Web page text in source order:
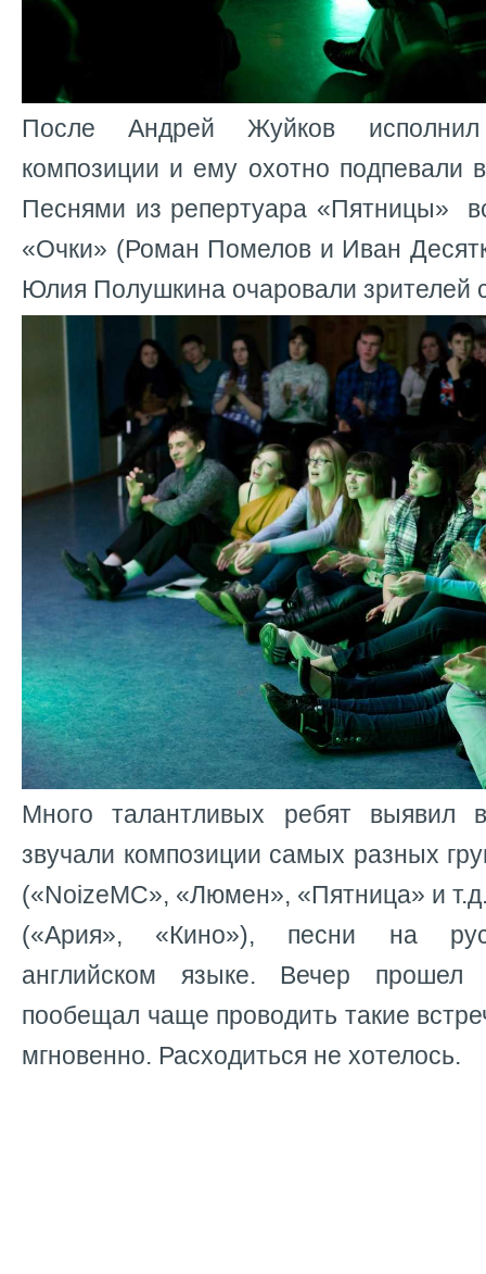
После Андрей Жуйков
композиции и ему охотно подпевали
Песнями из репертуара «Пятницы»
«Очки» (Роман Помелов и Иван
Юлия Полушкина очаровали зрителей
Много талантливых ребят выявил
звучали композиции самых разных
(«NoizeMC», «Люмен», «Пятница» и
(«Ария», «Кино»), песни на
английском языке. Вечер прошел
пообещал чаще проводить такие
мгновенно. Расходиться не хотелось.